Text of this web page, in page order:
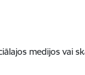
medijos vai